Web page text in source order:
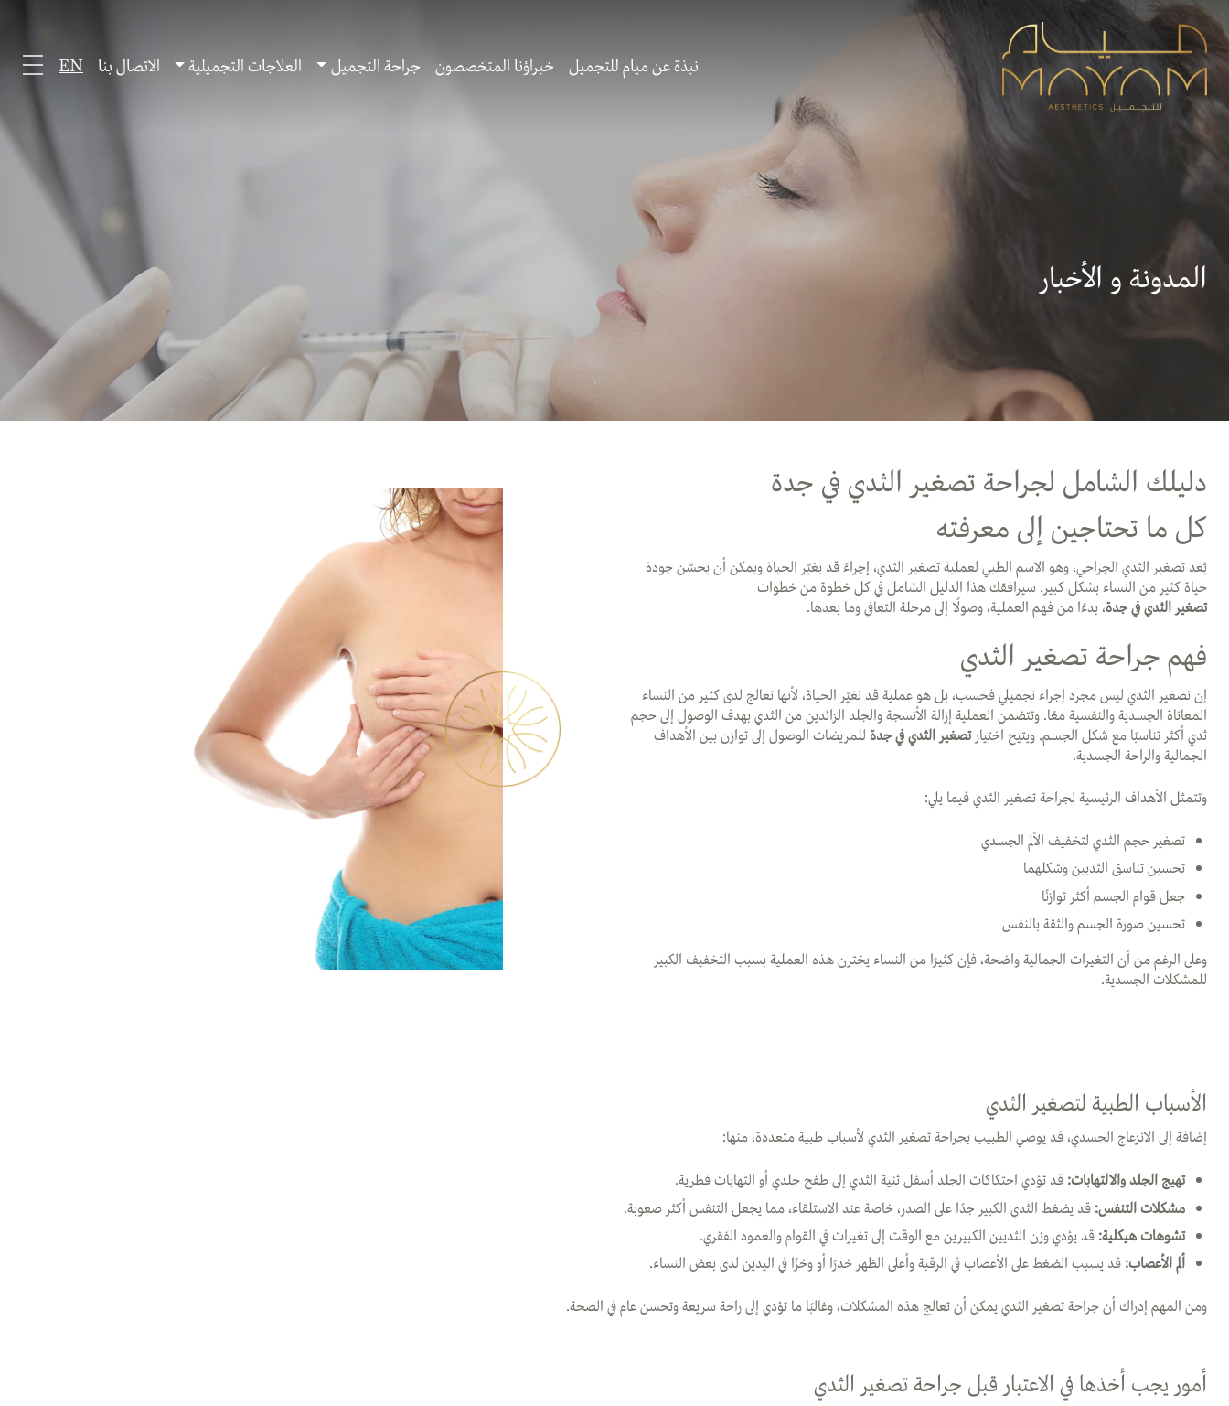
نبذة عن ميام للتجميل خبراؤنا المتخصصون جراحة التجميل العلاجات التجميلية الاتصال بنا EN
المدونة و الأخبار
دليلك الشامل لجراحة تصغير الثدي في جدة
كل ما تحتاجين إلى معرفته
يُعد تصغير الثدي الجراحي، وهو الاسم الطبي لعملية تصغير الثدي، إجراءً قد يغيّر الحياة ويمكن أن يحسّن جودة
حياة كثير من النساء بشكل كبير. سيرافقك هذا الدليل الشامل في كل خطوة من خطوات
تصغير الثدي في جدة، بدءًا من فهم العملية، وصولًا إلى مرحلة التعافي وما بعدها.
فهم جراحة تصغير الثدي
إن تصغير الثدي ليس مجرد إجراء تجميلي فحسب، بل هو عملية قد تغيّر الحياة، لأنها تعالج لدى كثير من النساء
المعاناة الجسدية والنفسية معًا. وتتضمن العملية إزالة الأنسجة والجلد الزائدين من الثدي بهدف الوصول إلى حجم
ثدي أكثر تناسبًا مع شكل الجسم. ويتيح اختيارتصغير الثدي في جدة للمريضات الوصول إلى توازن بين الأهداف
الجمالية والراحة الجسدية.
وتتمثل الأهداف الرئيسية لجراحة تصغير الثدي فيما يلي:
تصغير حجم الثدي لتخفيف الألم الجسدي
تحسين تناسق الثديين وشكلهما
جعل قوام الجسم أكثر توازنًا
تحسين صورة الجسم والثقة بالنفس
وعلى الرغم من أن التغيرات الجمالية واضحة، فإن كثيرًا من النساء يخترن هذه العملية بسبب التخفيف الكبير
للمشكلات الجسدية.
الأسباب الطبية لتصغير الثدي
إضافة إلى الانزعاج الجسدي، قد يوصي الطبيب بجراحة تصغير الثدي لأسباب طبية متعددة، منها:
تهيج الجلد والالتهابات: قد تؤدي احتكاكات الجلد أسفل ثنية الثدي إلى طفح جلدي أو التهابات فطرية.
مشكلات التنفس: قد يضغط الثدي الكبير جدًا على الصدر، خاصة عند الاستلقاء، مما يجعل التنفس أكثر صعوبة.
تشوهات هيكلية: قد يؤدي وزن الثديين الكبيرين مع الوقت إلى تغيرات في القوام والعمود الفقري.
ألم الأعصاب: قد يسبب الضغط على الأعصاب في الرقبة وأعلى الظهر خدرًا أو وخزًا في اليدين لدى بعض النساء.
ومن المهم إدراك أن جراحة تصغير الثدي يمكن أن تعالج هذه المشكلات، وغالبًا ما تؤدي إلى راحة سريعة وتحسن عام في الصحة.
أمور يجب أخذها في الاعتبار قبل جراحة تصغير الثدي